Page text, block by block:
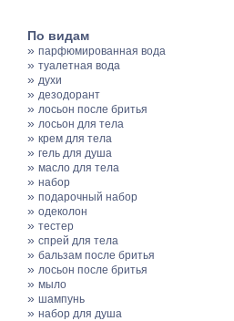
По видам
» парфюмированная вода
» туалетная вода
» духи
» дезодорант
» лосьон после бритья
» лосьон для тела
» крем для тела
» гель для душа
» масло для тела
» набор
» подарочный набор
» одеколон
» тестер
» спрей для тела
» бальзам после бритья
» лосьон после бритья
» мыло
» шампунь
» набор для душа